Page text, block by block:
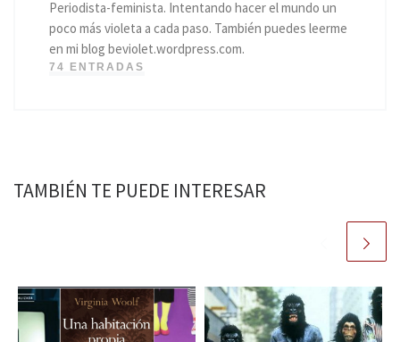
Periodista-feminista. Intentando hacer el mundo un
poco más violeta a cada paso. También puedes leerme
en mi blog beviolet.wordpress.com.
74 ENTRADAS
TAMBIÉN TE PUEDE INTERESAR